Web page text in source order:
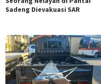
Sadeng Dievakuasi SAR